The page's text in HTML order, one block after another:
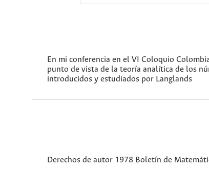
En mi conferencia en el VI Coloquio
punto de vista de la teoría analítica de los
introducidos y estudiados por Langlands
Derechos de autor 1978 Boletín de